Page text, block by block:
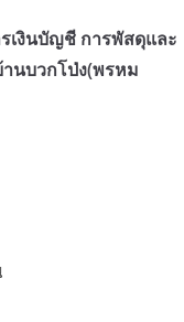
เงินบัญชี การพัสดุและ
นบวกโป่ง(พรหม